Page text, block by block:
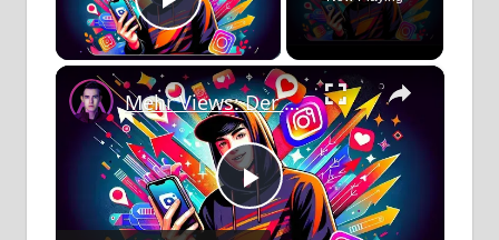
Play Video
×
Play
Mehr Views: Der Ultimative Instagram Story Hack!